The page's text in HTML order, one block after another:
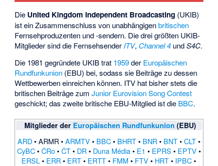
Die United Kingdom Independent Broadcasting (UKIB)
ist ein Zusammenschluss von unabhängigenbritischen
Fernsehproduzenten und -sendern. Die drei größten UKIB-
Mitglieder sind die FernsehsenderITV, Channel 4 undS4C.
Die 1981 gegründete UKIB trat 1959der Europäischen
Rundfunkunion (EBU) bei, sodass sie Beiträge zu dessen
Wettbewerben einreichen können. ITV hat bisher stets die
britischen Beiträge zumJunior Eurovision Song Contest
geschickt; das zweite britische EBU-Mitglied ist die BBC.
Mitglieder der Europäischen Rundfunkunion (EBU)
ARD•ARMR•ARMTV• BBC• BHRT• BNR• BNT•CLT•
CyBC•ČRo•ČT• DR• Duna Média• E1 • EPRS • EPTV•
ERSL• ERR• ERT• ERTT• FMM • FTV• HRT• IPBC•